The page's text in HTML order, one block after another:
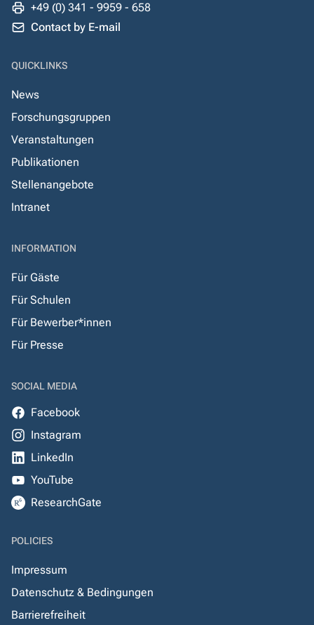
+49 (0) 341 - 9959 - 658
Contact by E-mail
QUICKLINKS
News
Forschungsgruppen
Veranstaltungen
Publikationen
Stellenangebote
Intranet
INFORMATION
Für Gäste
Für Schulen
Für Bewerber*innen
Für Presse
SOCIAL MEDIA
Facebook
Instagram
LinkedIn
YouTube
ResearchGate
POLICIES
Impressum
Datenschutz & Bedingungen
Barrierefreiheit